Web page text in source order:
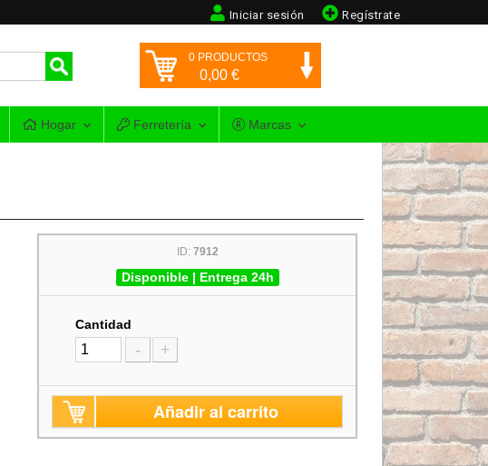
Regístrate
Iniciar sesión
0 PRODUCTOS
0,00 €
Hogar Ferretería Marcas
ID: 7912
Disponible | Entrega 24h
Cantidad
- +
Añadir al carrito